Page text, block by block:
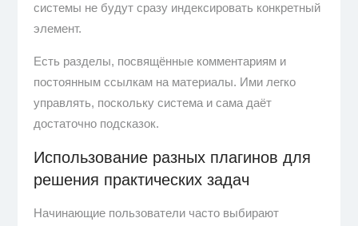
системы не будут сразу индексировать конкретный
элемент.
Есть разделы, посвящённые комментариям и
постоянным ссылкам на материалы. Ими легко
управлять, поскольку система и сама даёт
достаточно подсказок.
Использование разных плагинов для
решения практических задач
Начинающие пользователи часто выбирают